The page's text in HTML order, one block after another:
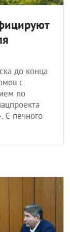
до конца
с
по
С печного